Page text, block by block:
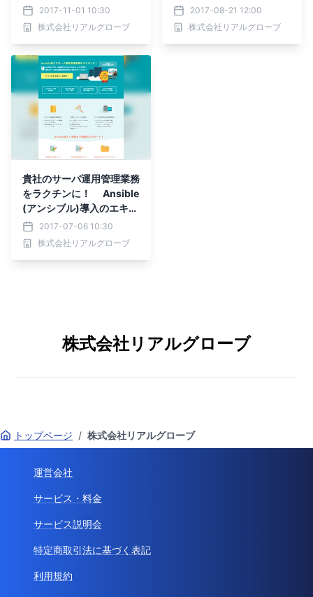
リアルグローブと開発した
AIエンジン「recobot」が
採用されました
2017-11-01 10:30
株式会社リアルグローブ
協定書」に合意 ドロー
ン映像など多様な情報を
地図へ集約するサービス
2017-08-21 12:00
株式会社リアルグローブ
貴社のサーバ運用管理業務
をラクチンに！ Ansible
(アンシブル)導入のエキス
パートによる 『Ansible
フルサポート』サービスが
リアルグローブより提供開
2017-07-06 10:30
株式会社リアルグローブ
株式会社リアルグローブ
トップページ / 株式会社リアルグローブ
運営会社
サービス・料金
サービス説明会
特定商取引法に基づく表記
利用規約